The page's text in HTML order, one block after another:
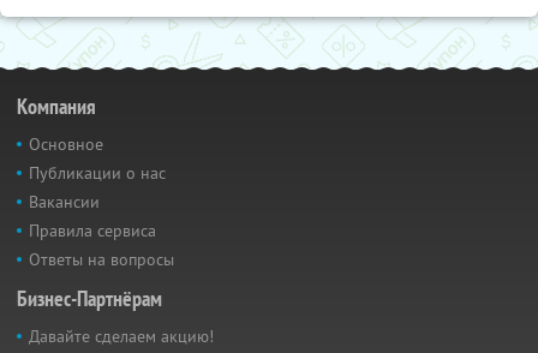
Компания
Основное
Публикации о нас
Вакансии
Правила сервиса
Ответы на вопросы
Бизнес-Партнёрам
Давайте сделаем акцию!